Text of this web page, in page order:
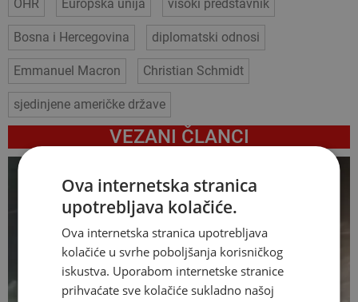
OHR Europska unija visoki predstavnik
Bosna i Hercegovina diplomatski odnosi
Emmanuel Macron Christian Schmidt
sjedinjene američke države
VEZANI ČLANCI
Ova internetska stranica
upotrebljava kolačiće.
Ova internetska stranica upotrebljava
kolačiće u svrhe poboljšanja korisničkog
iskustva. Uporabom internetske stranice
prihvaćate sve kolačiće sukladno našoj